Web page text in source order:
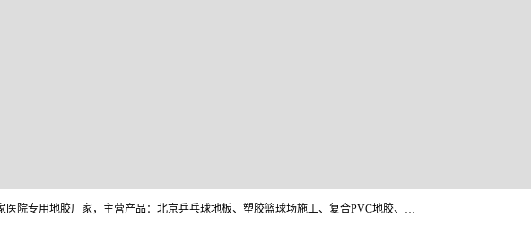
北京奥丽奇地板有限公司是一家医院专用地胶厂家，主营产品：北京乒乓球地板、塑胶篮球场施工、复合PVC地胶、学校PVC地板、幼儿园地胶等，奥丽奇是一家销售为一体PVC地板，塑胶地板为主的销售企业，公司所生产的PVC塑胶地板产品主要用于办公楼、医院、 机场、学校、幼儿园、商场、交通工具、宾馆、车站等公共场所。